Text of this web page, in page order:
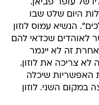
של עופר פביאן.
היום שלט שבו
הנשיא עמוס לוזון
לאוהדים שכדאי להם
זה לא ייגמר
לא צריכה את לוזון.
9 הנקודות האפשריות שיכלה
במקום השני. לוזון